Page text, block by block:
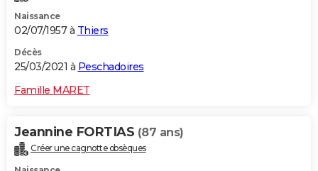
Naissance
02/07/1957 à Thiers
Décès
25/03/2021 à Peschadoires
Famille MARET
Jeannine FORTIAS (87 ans)
Créer une cagnotte obsèques